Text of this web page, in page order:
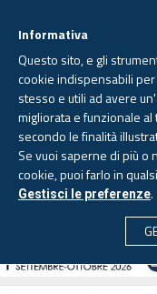
Venerdì, 7
Informativa
Questo sito, e gli
cookie indispensabili
stesso e utili ad avere
migliorata e funzionale
secondo le finalità
Se vuoi saperne di più o
cookie, puoi farlo in
Gestisci le preferenze.